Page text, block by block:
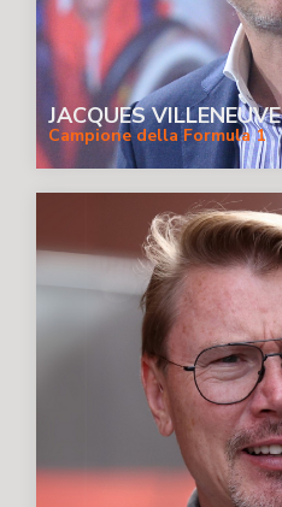
JACQUES VILLENEUVE
Campione della Formula 1